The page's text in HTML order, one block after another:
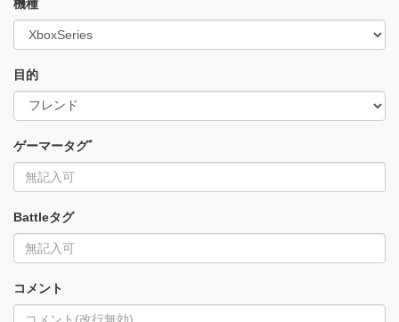
機種
目的
ゲーマータグﾞ
Battleタグ
コメント